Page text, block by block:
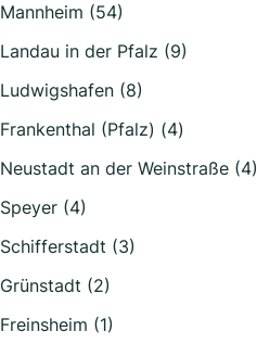
Mannheim (54)
Landau in der Pfalz (9)
Ludwigshafen (8)
Frankenthal (Pfalz) (4)
Neustadt an der Weinstraße (4)
Speyer (4)
Schifferstadt (3)
Grünstadt (2)
Freinsheim (1)